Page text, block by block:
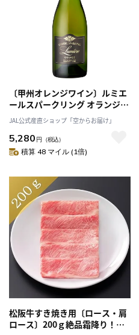
〔甲州オレンジワイン〕ルミエ
ールスパークリング オランジェ
［山梨 ルミエールワイナリー］
JAL公式産直ショップ「空からお届け」
5,280 円 （税込）
積算 48 マイル (1倍)
松阪牛すき焼き用〔ロース・肩
ロース〕200ｇ絶品霜降り！す